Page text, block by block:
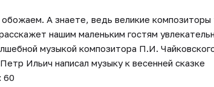
А знаете, ведь великие
нашим маленьким гостям
музыкой композитора П.И.
Ильич написал музыку к весенней сказке
60